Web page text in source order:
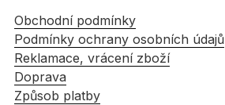
Obchodní podmínky
Podmínky ochrany osobních údajů
Reklamace, vrácení zboží
Doprava
Způsob platby